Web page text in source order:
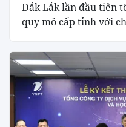
Đắk Lắk lần đầu tiên
quy mô cấp tỉnh với